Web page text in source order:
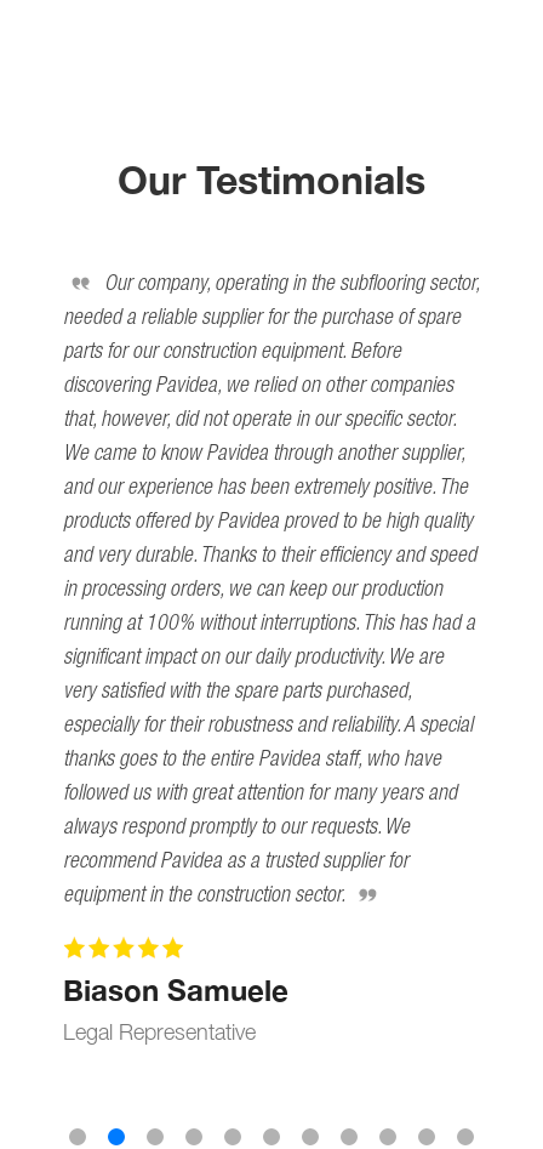
Our Testimonials
Our company, operating in the subflooring sector,
needed a reliable supplier for the purchase of spare
parts for our construction equipment. Before
discovering Pavidea, we relied on other companies
that, however, did not operate in our specific sector.
We came to know Pavidea through another supplier,
and our experience has been extremely positive. The
products offered by Pavidea proved to be high quality
and very durable. Thanks to their efficiency and speed
in processing orders, we can keep our production
running at 100% without interruptions. This has had a
significant impact on our daily productivity. We are
very satisfied with the spare parts purchased,
especially for their robustness and reliability. A special
thanks goes to the entire Pavidea staff, who have
followed us with great attention for many years and
always respond promptly to our requests. We
recommend Pavidea as a trusted supplier for
equipment in the construction sector.
Biason Samuele
Legal Representative